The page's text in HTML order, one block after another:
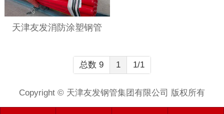
天津友发消防涂塑钢管
总数 9 1 1/1
Copyright © 天津友发钢管集团有限公司 版权所有